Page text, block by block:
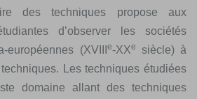
des techniques propose aux
d’observer les sociétés
(XVIII
e-XXe
siècle) à
Les techniques étudiées
domaine allant des techniques